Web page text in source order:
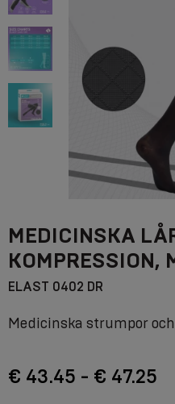
MEDICINSKA
KOMPRESSION,
ELAST 0402 DR
Medicinska strumpor
€ 43.45 - € 47.25